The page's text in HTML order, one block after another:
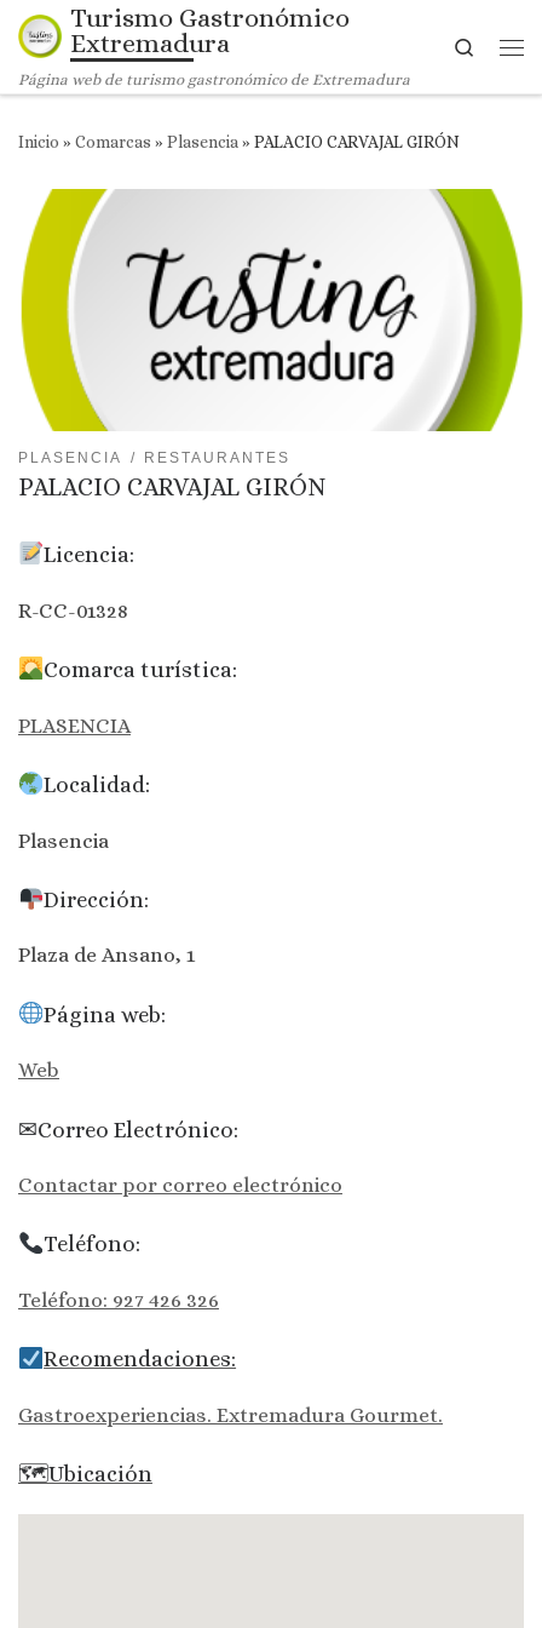
Saltar al contenido
Turismo Gastronómico
Extremadura
Página web de turismo gastronómico de Extremadura
Search
Inicio » Comarcas » Plasencia » PALACIO CARVAJAL GIRÓN
PLASENCIA RESTAURANTES
PALACIO CARVAJAL GIRÓN
Licencia:
R-CC-01328
Comarca turística:
PLASENCIA
Localidad:
Plasencia
Dirección:
Plaza de Ansano, 1
Página web:
Web
✉Correo Electrónico:
Contactar por correo electrónico
Teléfono:
Teléfono: 927 426 326
Recomendaciones:
Gastroexperiencias. Extremadura Gourmet.
🗺Ubicación